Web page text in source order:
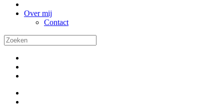
Over mij
Contact